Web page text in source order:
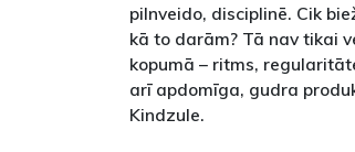
pilnveido, disciplinē. Cik
kā to darām? Tā nav tikai
kopumā – ritms,
arī apdomīga, gudra
Kindzule.